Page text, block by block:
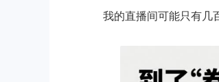
我的直播间可能只有几